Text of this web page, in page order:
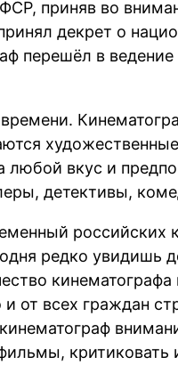
приняв во
декрет о
перешёл в
любой вкус и
детективы,
российских
редко увидишь
и от всех граждан